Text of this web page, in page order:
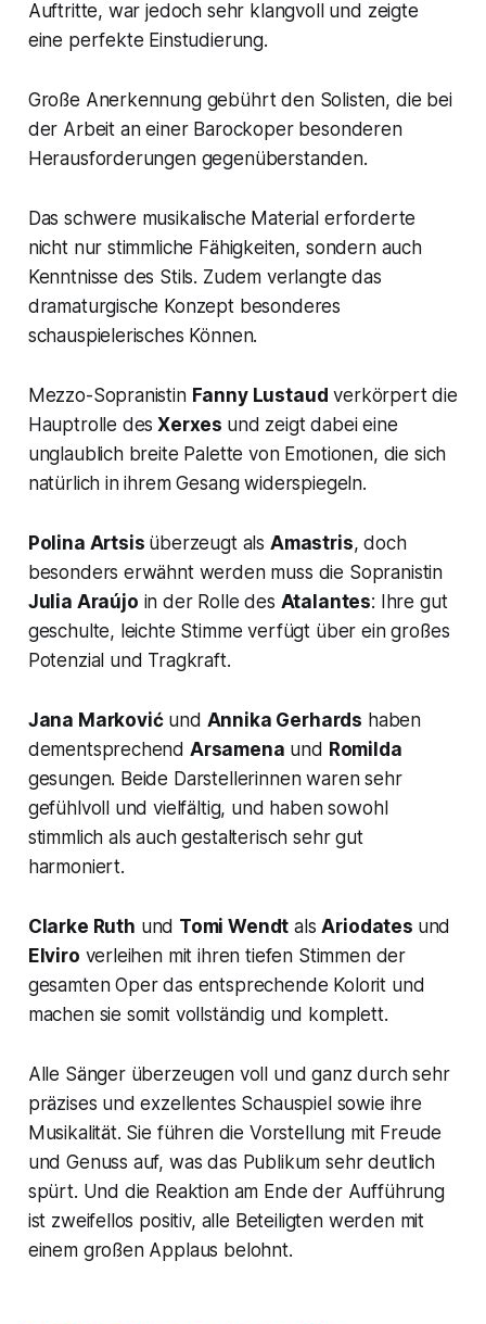
Auftritte, war jedoch sehr klangvoll und zeigte
eine perfekte Einstudierung.
Große Anerkennung gebührt den Solisten, die bei
der Arbeit an einer Barockoper besonderen
Herausforderungen gegenüberstanden.
Das schwere musikalische Material erforderte
nicht nur stimmliche Fähigkeiten, sondern auch
Kenntnisse des Stils. Zudem verlangte das
dramaturgische Konzept besonderes
schauspielerisches Können.
Mezzo-Sopranistin Fanny Lustaud verkörpert die
Hauptrolle des Xerxes und zeigt dabei eine
unglaublich breite Palette von Emotionen, die sich
natürlich in ihrem Gesang widerspiegeln.
Polina Artsis überzeugt als Amastris, doch
besonders erwähnt werden muss die Sopranistin
Julia Araújo in der Rolle des Atalantes: Ihre gut
geschulte, leichte Stimme verfügt über ein großes
Potenzial und Tragkraft.
Jana Markovićund Annika Gerhards haben
dementsprechend Arsamena und Romilda
gesungen. Beide Darstellerinnen waren sehr
gefühlvoll und vielfältig, und haben sowohl
stimmlich als auch gestalterisch sehr gut
harmoniert.
Clarke Ruth und Tomi Wendt alsAriodates und
Elviro verleihen mit ihren tiefen Stimmen der
gesamten Oper das entsprechende Kolorit und
machen sie somit vollständig und komplett.
Alle Sänger überzeugen voll und ganz durch sehr
präzises und exzellentes Schauspiel sowie ihre
Musikalität. Sie führen die Vorstellung mit Freude
und Genuss auf, was das Publikum sehr deutlich
spürt. Und die Reaktion am Ende der Aufführung
ist zweifellos positiv, alle Beteiligten werden mit
einem großen Applaus belohnt.